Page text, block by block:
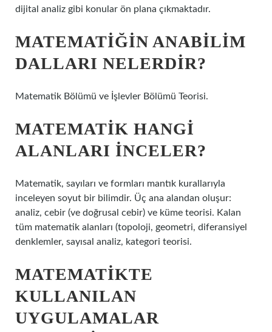
dijital analiz gibi konular ön plana çıkmaktadır.
MATEMATIĞIN ANABILIM
DALLARI NELERDIR?
Matematik Bölümü ve İşlevler Bölümü Teorisi.
MATEMATIK HANGI
ALANLARI INCELER?
Matematik, sayıları ve formları mantık kurallarıyla
inceleyen soyut bir bilimdir. Üç ana alandan oluşur:
analiz, cebir (ve doğrusal cebir) ve küme teorisi. Kalan
tüm matematik alanları (topoloji, geometri, diferansiyel
denklemler, sayısal analiz, kategori teorisi.
MATEMATIKTE
KULLANILAN
UYGULAMALAR